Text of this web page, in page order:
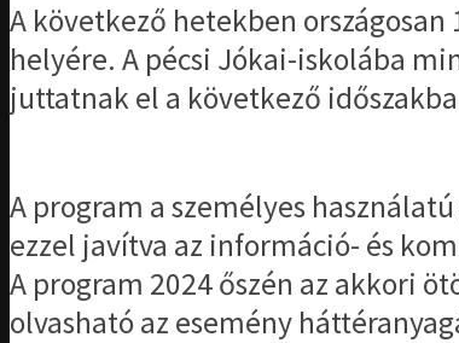
A következő hetekben
helyére. A pécsi Jókai-iskolába
juttatnak el a következő
A program a személyes
ezzel javítva az információ- és
A program 2024 őszén az akkori
olvasható az esemény